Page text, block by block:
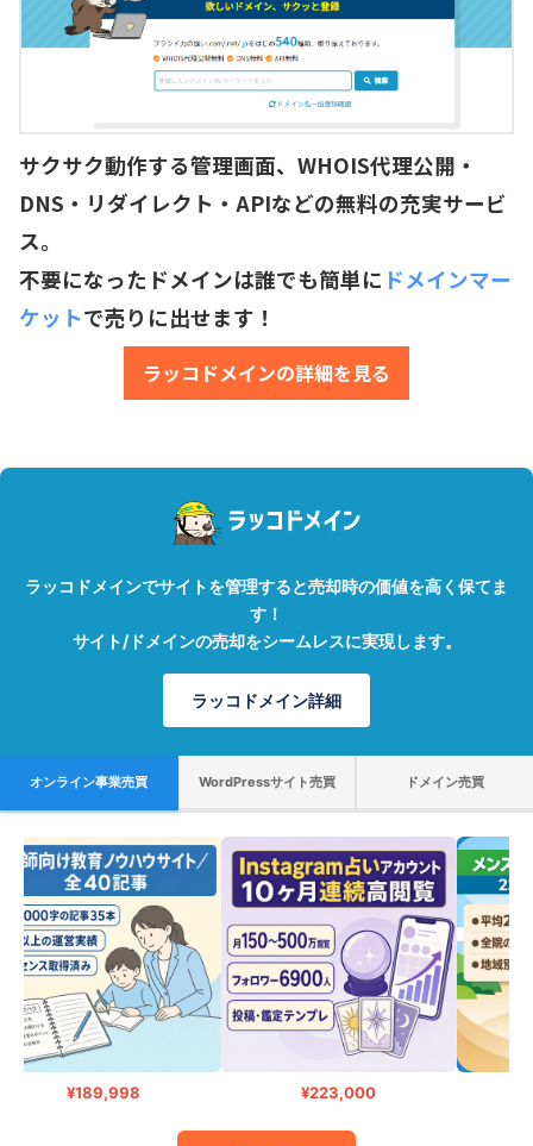
サクサク動作する管理画面、WHOIS代理公開・
DNS・リダイレクト・APIなどの無料の充実サービ
ス。
不要になったドメインは誰でも簡単に ドメインマー
ケットで売りに出せます！
ラッコドメインの詳細を見る
ラッコドメインでサイトを管理すると売却時の価値を高く保てま
す！
サイト/ドメインの売却をシームレスに実現します。
ラッコドメイン詳細
オンライン事業売買 WordPressサイト売買 ドメイン売買
¥189,998 ¥223,000